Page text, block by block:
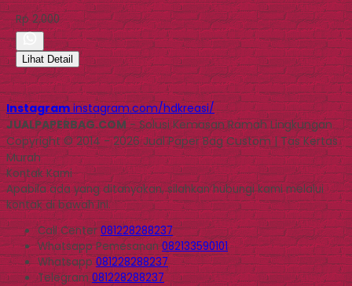
Rp 2.000
Lihat Detail
Instagram instagram.com/hdkreasi/
JUALPAPERBAG.COM- Solusi Kemasan Ramah Lingkungan
Copyright © 2014 - 2026 Jual Paper Bag Custom | Tas Kertas
Murah
Kontak Kami
Apabila ada yang ditanyakan, silahkan hubungi kami melalui
kontak di bawah ini.
Call Center081228288237
WhatsappPemesanan 082133590101
Whatsapp081228288237
Telegram081228288237